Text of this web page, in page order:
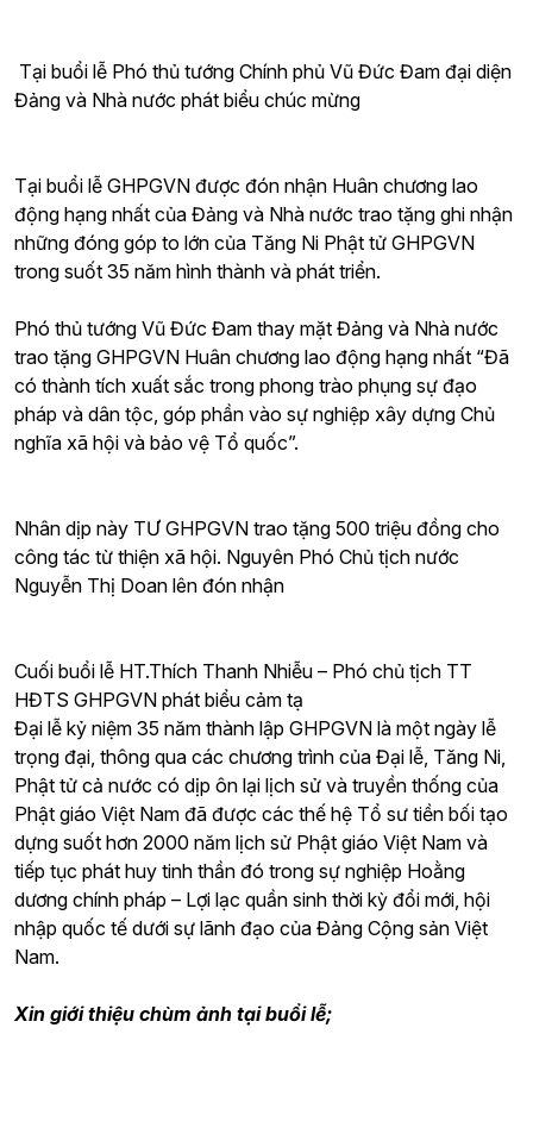
Tại buổi lễ Phó thủ tướng Chính phủ Vũ Đức Đam đại diện
Đảng và Nhà nước phát biểu chúc mừng
Tại buổi lễ GHPGVN được đón nhận Huân chương lao
động hạng nhất của Đảng và Nhà nước trao tặng ghi nhận
những đóng góp to lớn của Tăng Ni Phật tử GHPGVN
trong suốt 35 năm hình thành và phát triển.
Phó thủ tướng Vũ Đức Đam thay mặt Đảng và Nhà nước
trao tặng GHPGVN Huân chương lao động hạng nhất “Đã
có thành tích xuất sắc trong phong trào phụng sự đạo
pháp và dân tộc, góp phần vào sự nghiệp xây dựng Chủ
nghĩa xã hội và bảo vệ Tổ quốc”.
Nhân dịp này TƯ GHPGVN trao tặng 500 triệu đồng cho
công tác từ thiện xã hội. Nguyên Phó Chủ tịch nước
Nguyễn Thị Doan lên đón nhận
Cuối buổi lễ HT.Thích Thanh Nhiễu – Phó chủ tịch TT
HĐTS GHPGVN phát biểu cảm tạ
Đại lễ kỷ niệm 35 năm thành lập GHPGVN là một ngày lễ
trọng đại, thông qua các chương trình của Đại lễ, Tăng Ni,
Phật tử cả nước có dịp ôn lại lịch sử và truyền thống của
Phật giáo Việt Nam đã được các thế hệ Tổ sư tiền bối tạo
dựng suốt hơn 2000 năm lịch sử Phật giáo Việt Nam và
tiếp tục phát huy tinh thần đó trong sự nghiệp Hoằng
dương chính pháp – Lợi lạc quần sinh thời kỳ đổi mới, hội
nhập quốc tế dưới sự lãnh đạo của Đảng Cộng sản Việt
Nam.
Xin giới thiệu chùm ảnh tại buổi lễ;